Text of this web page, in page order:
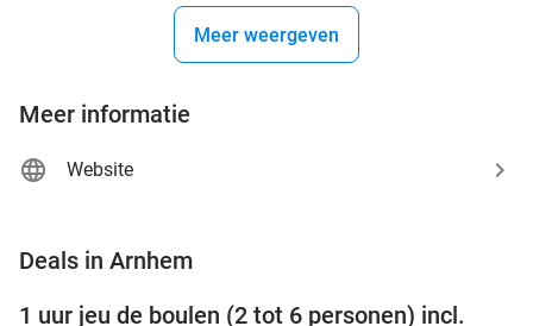
Meer weergeven
Meer informatie
Website
Deals in Arnhem
1 uur jeu de boulen (2 tot 6 personen) incl.